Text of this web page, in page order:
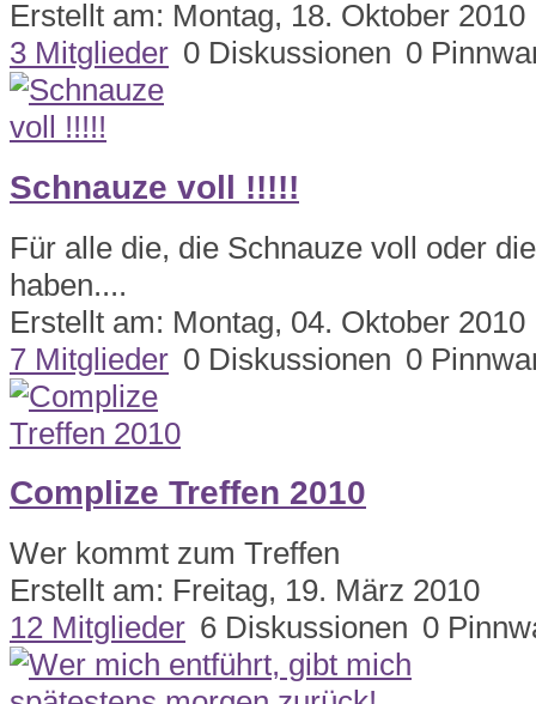
Erstellt am: Montag, 18. Oktober 2010
3 Mitglieder 0 Diskussionen 0
Schnauze voll !!!!!
Für alle die, die Schnauze voll oder
haben....
Erstellt am: Montag, 04. Oktober 2010
7 Mitglieder 0 Diskussionen 0
Complize Treffen 2010
Wer kommt zum Treffen
Erstellt am: Freitag, 19. März 2010
12 Mitglieder 6 Diskussionen 0